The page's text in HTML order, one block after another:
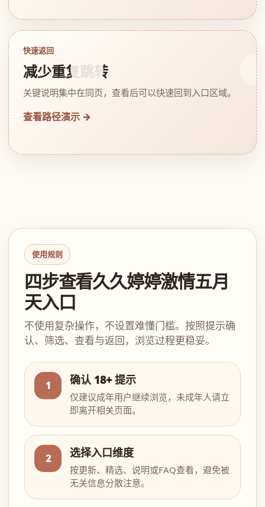
快速返回
减少重复跳转
关键说明集中在同页，查看后可以快速回到入口区域。
查看路径演示 →
使用规则
四步查看久久婷婷激情五月
天入口
不使用复杂操作，不设置难懂门槛。按照提示确
认、筛选、查看与返回，浏览过程更稳妥。
1 确认 18+ 提示
仅建议成年用户继续浏览，未成年人请立
即离开相关页面。
2 选择入口维度
按更新、精选、说明或FAQ查看，避免被
无关信息分散注意。